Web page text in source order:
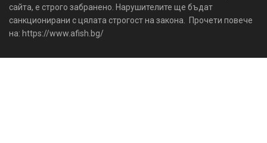
сайта, е строго забранено. Нарушителите ще бъдат
санкционирани с цялата строгост на закона. Прочети повече
на: https://www.afish.bg/